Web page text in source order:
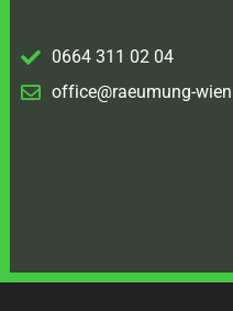
0664 311 02 04
office@raeumung-